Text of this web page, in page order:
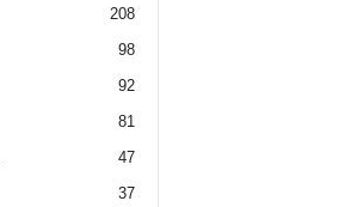
208
98
92
81
47
37